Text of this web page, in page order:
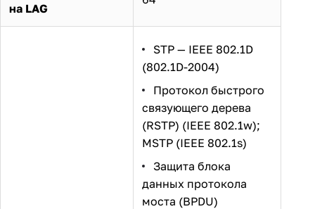
на LAG
STP — IEEE 802.1D
(802.1D-2004)
Протокол быстрого
связующего дерева
(RSTP) (IEEE 802.1w);
MSTP (IEEE 802.1s)
Защита блока
данных протокола
моста (BPDU)